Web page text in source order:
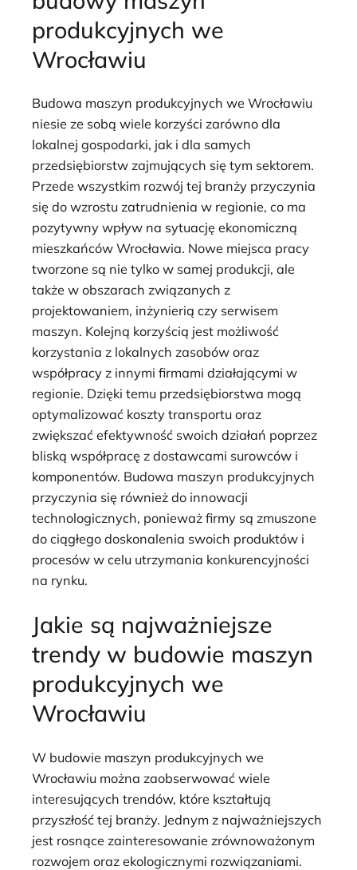
produkcyjnych we
Wrocławiu
Budowa maszyn produkcyjnych we Wrocławiu
niesie ze sobą wiele korzyści zarówno dla
lokalnej gospodarki, jak i dla samych
przedsiębiorstw zajmujących się tym sektorem.
Przede wszystkim rozwój tej branży przyczynia
się do wzrostu zatrudnienia w regionie, co ma
pozytywny wpływ na sytuację ekonomiczną
mieszkańców Wrocławia. Nowe miejsca pracy
tworzone są nie tylko w samej produkcji, ale
także w obszarach związanych z
projektowaniem, inżynierią czy serwisem
maszyn. Kolejną korzyścią jest możliwość
korzystania z lokalnych zasobów oraz
współpracy z innymi firmami działającymi w
regionie. Dzięki temu przedsiębiorstwa mogą
optymalizować koszty transportu oraz
zwiększać efektywność swoich działań poprzez
bliską współpracę z dostawcami surowców i
komponentów. Budowa maszyn produkcyjnych
przyczynia się również do innowacji
technologicznych, ponieważ firmy są zmuszone
do ciągłego doskonalenia swoich produktów i
procesów w celu utrzymania konkurencyjności
na rynku.
Jakie są najważniejsze
trendy w budowie maszyn
produkcyjnych we
Wrocławiu
W budowie maszyn produkcyjnych we
Wrocławiu można zaobserwować wiele
interesujących trendów, które kształtują
przyszłość tej branży. Jednym z najważniejszych
jest rosnące zainteresowanie zrównoważonym
rozwojem oraz ekologicznymi rozwiązaniami.